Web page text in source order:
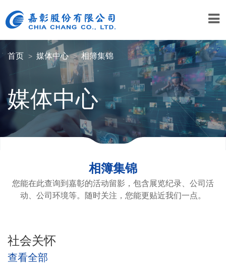
首页 媒体中心 相簿集锦
媒体中心
相簿集锦
您能在此查询到嘉彰的活动留影，包含展览纪录、公司活
动、公司环境等。随时关注，您能更贴近我们一点。
社会关怀
查看全部